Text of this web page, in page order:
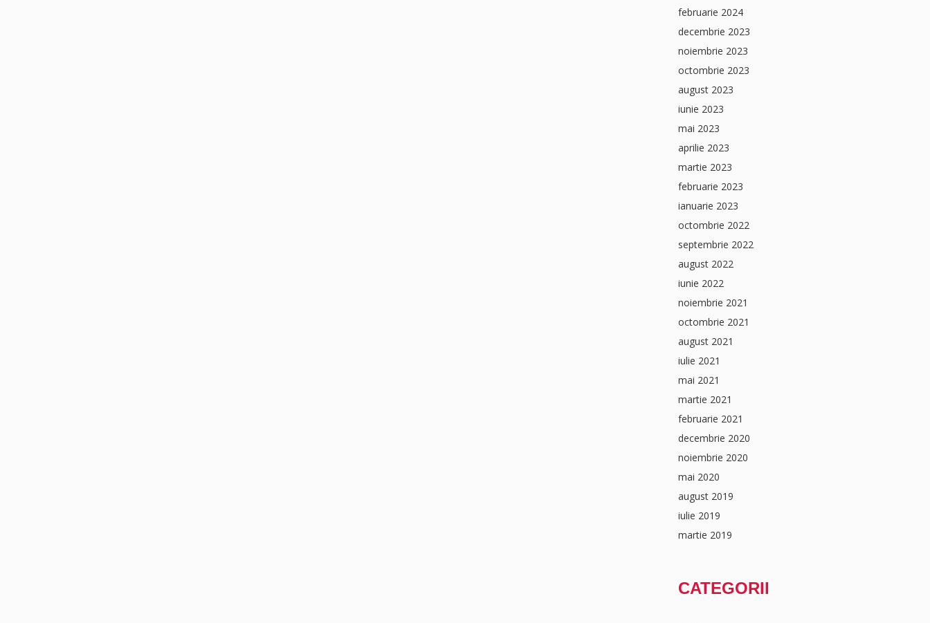
februarie 2024
decembrie 2023
noiembrie 2023
octombrie 2023
august 2023
iunie 2023
mai 2023
aprilie 2023
martie 2023
februarie 2023
ianuarie 2023
octombrie 2022
septembrie 2022
august 2022
iunie 2022
noiembrie 2021
octombrie 2021
august 2021
iulie 2021
mai 2021
martie 2021
februarie 2021
decembrie 2020
noiembrie 2020
mai 2020
august 2019
iulie 2019
martie 2019
CATEGORII